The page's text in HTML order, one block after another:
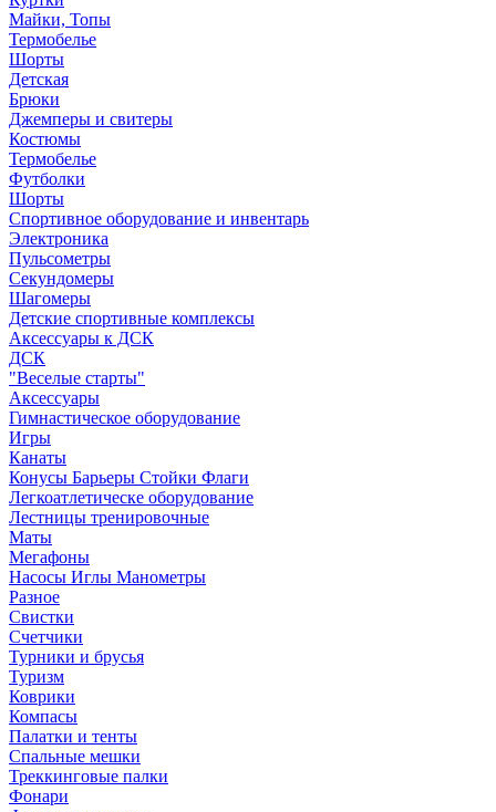
Майки, Топы
Термобелье
Шорты
Детская
Брюки
Джемперы и свитеры
Костюмы
Термобелье
Футболки
Шорты
Спортивное оборудование и инвентарь
Электроника
Пульсометры
Секундомеры
Шагомеры
Детские спортивные комплексы
Аксессуары к ДСК
ДСК
"Веселые старты"
Аксессуары
Гимнастическое оборудование
Игры
Канаты
Конусы Барьеры Стойки Флаги
Легкоатлетическе оборудование
Лестницы тренировочные
Маты
Мегафоны
Насосы Иглы Манометры
Разное
Свистки
Счетчики
Турники и брусья
Туризм
Коврики
Компасы
Палатки и тенты
Спальные мешки
Треккинговые палки
Фонари